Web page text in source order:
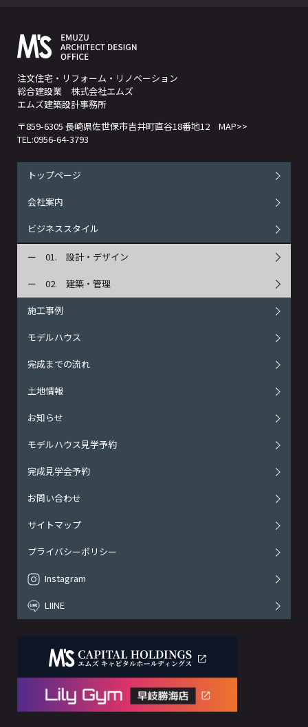
注文住宅・リフォーム・リノベーション
総合建設業 株式会社エムズ
エムズ建築設計事務所
〒859-6305 長崎県佐世保市吉井町直谷18番地12 MAP>>
TEL:0956-64-3793
トップページ
会社案内
ビジネススタイル
設計・デザイン
建築・管理
施工事例
モデルハウス
完成までの流れ
土地情報
お知らせ
モデルハウス見学予約
完成見学会予約
お問い合わせ
サイトマップ
プライバシーポリシー
Instagram
LIINE